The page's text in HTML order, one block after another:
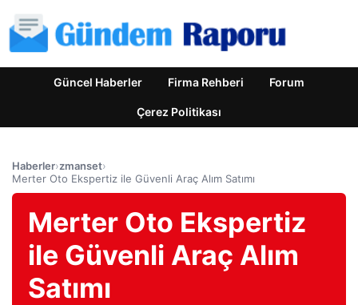
Güncel Haberler Firma Rehberi Forum
Çerez Politikası
Haberler›zmanset›
Merter Oto Ekspertiz ile Güvenli Araç Alım Satımı
Merter Oto Ekspertiz
ile Güvenli Araç Alım
Satımı